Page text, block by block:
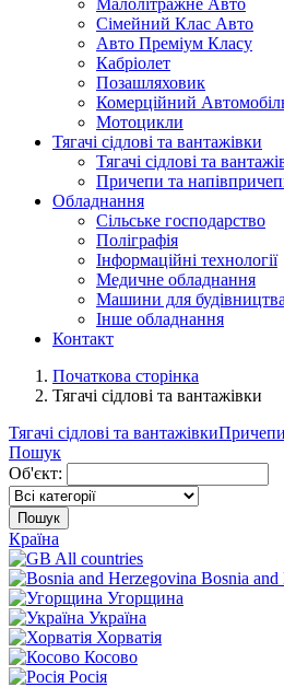
Малолітражне Авто
Сімейний Клас Авто
Авто Преміум Класу
Кабріолет
Позашляховик
Комерційний
Мотоцикли
Тягачі сідлові та вантажівки
Тягачі сідлові та
Причепи та
Обладнання
Сільське господарство
Поліграфія
Інформаційні технології
Медичне обладнання
Машини для будівництва
Інше обладнання
Контакт
Початкова сторінка
Тягачі сідлові та вантажівки
Тягачі сідлові та вантажівки
Пошук
Об'єкт:
Пошук
Країна
All countries
Bosnia and
Угорщина
Україна
Хорватія
Косово
Росія